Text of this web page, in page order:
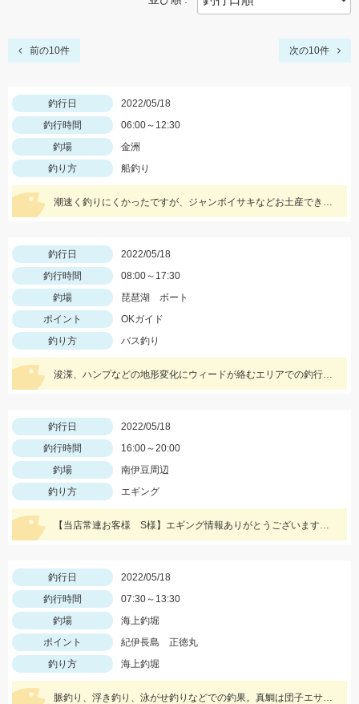
前の10件 次の10件
釣行日
2022/05/18
釣行時間
06:00～12:30
釣場
金洲
釣り方
船釣り
潮速く釣りにくかったですが、ジャンボイサキなどお土産できました。
釣行日
2022/05/18
釣行時間
08:00～17:30
釣場
琵琶湖 ボート
ポイント
OKガイド
釣り方
バス釣り
浚渫、ハンプなどの地形変化にウィードが絡むエリアでの釣行。スワンプクローラーでの釣果でした。
釣行日
2022/05/18
釣行時間
16:00～20:00
釣場
南伊豆周辺
釣り方
エギング
【当店常連お客様 S様】エギング情報ありがとうございます！ 夕方から夜にかけての時間帯で800ｇサイズゲット！
釣行日
2022/05/18
釣行時間
07:30～13:30
釣場
海上釣堀
ポイント
紀伊長島 正徳丸
釣り方
海上釣堀
脈釣り、浮き釣り、泳がせ釣りなどでの釣果。真鯛は団子エサやむきエビ、冷凍ボケなどに好反応。青物はキビナゴや鰹のハラモなどでヒット。